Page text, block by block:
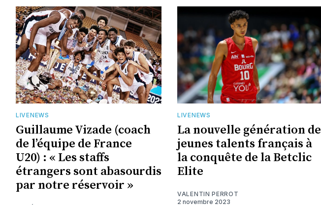
LIVENEWS
Guillaume Vizade (coach
de l’équipe de France
U20) : « Les staffs
étrangers sont abasourdis
par notre réservoir »
LIVENEWS
La nouvelle génération de
jeunes talents français à
la conquête de la Betclic
Elite
VALENTIN PERROT
2 novembre 2023